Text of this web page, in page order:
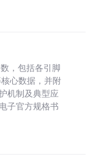
，包括各引脚
心数据，并附
机制及典型应
子官方规格书